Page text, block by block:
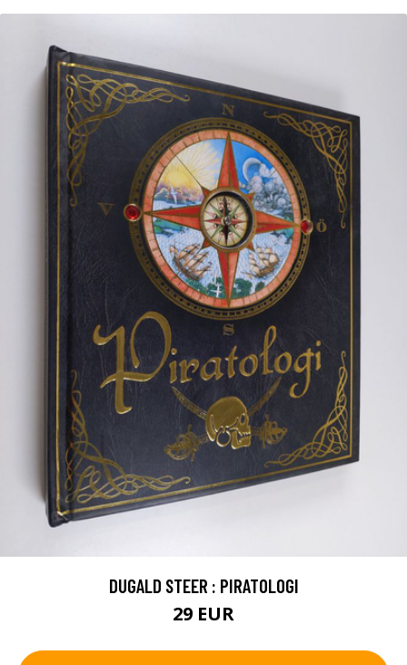
DUGALD STEER : PIRATOLOGI
29 EUR